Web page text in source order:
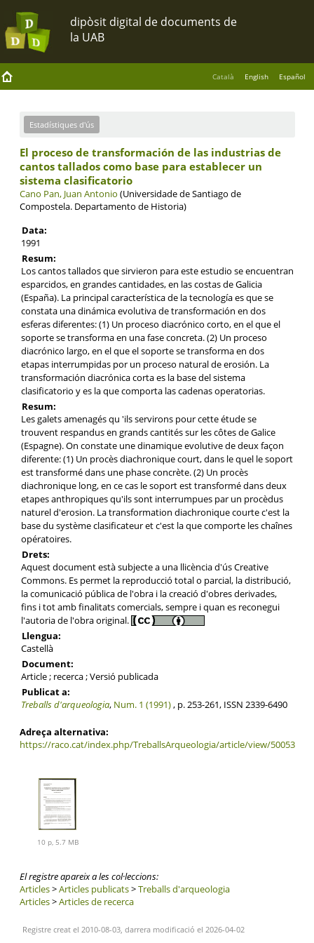
Català English Español
Estadístiques d'ús
El proceso de transformación de las industrias de
cantos tallados como base para establecer un
sistema clasificatorio
Cano Pan, Juan Antonio (Universidade de Santiago de
Compostela. Departamento de Historia)
Data:
1991
Resum:
Los cantos tallados que sirvieron para este estudio se encuentran
esparcidos, en grandes cantidades, en las costas de Galicia
(España). La principal característica de la tecnología es que se
constata una dinámica evolutiva de transformación en dos
esferas diferentes: (1) Un proceso diacrónico corto, en el que el
soporte se transforma en una fase concreta. (2) Un proceso
diacrónico largo, en el que el soporte se transforma en dos
etapas interrumpidas por un proceso natural de erosión. La
transformación diacrónica corta es la base del sistema
clasificatorio y es la que comporta las cadenas operatorias.
Resum:
Les galets amenagés qu 'ils servirons pour cette étude se
trouvent respandus en grands cantités sur les côtes de Galice
(Espagne). On constate une dinamique evolutive de deux façon
diferente: (1) Un procès diachronique court, dans le quel le soport
est transformé dans une phase concrète. (2) Un procès
diachronique long, en ce cas le soport est transformé dans deux
etapes anthropiques qu'ils sont interrumpues par un procèdus
naturel d'erosion. La transformation diachronique courte c'est la
base du système clasificateur et c'est la que comporte les chaînes
opératoires.
Drets:
Aquest document està subjecte a una llicència d'ús Creative
Commons. Es permet la reproducció total o parcial, la distribució,
la comunicació pública de l'obra i la creació d'obres derivades,
fins i tot amb finalitats comercials, sempre i quan es reconegui
l'autoria de l'obra original.
Llengua:
Castellà
Document:
Article ; recerca ; Versió publicada
Publicat a:
Treballs d'arqueologia, Num. 1 (1991), p. 253-261, ISSN 2339-6490
Adreça alternativa:
https://raco.cat/index.php/TreballsArqueologia/article/view/50053
10 p, 5.7 MB
El registre apareix a les col·leccions:
Articles>Articles publicats>Treballs d'arqueologia
Articles>Articles de recerca
Registre creat el 2010-08-03, darrera modificació el 2026-04-02